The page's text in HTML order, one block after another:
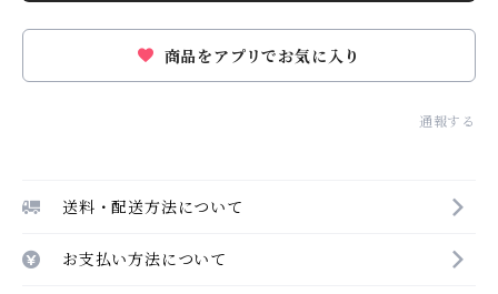
商品をアプリでお気に入り
通報する
送料・配送方法について
お支払い方法について